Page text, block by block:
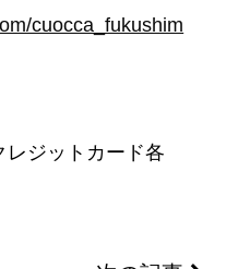
cuocca_fukushim
レジットカード各